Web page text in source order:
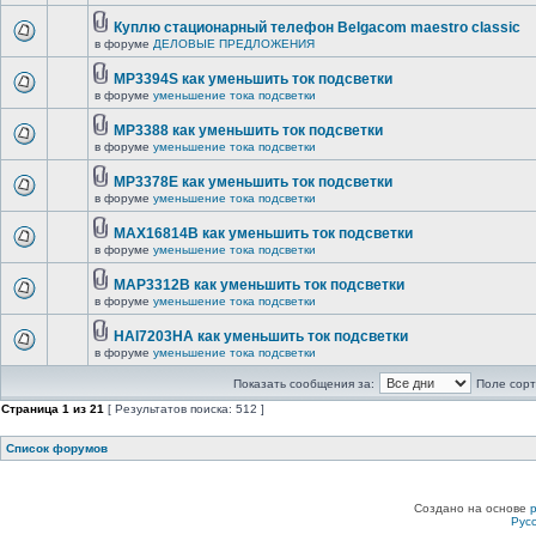
Куплю стационарный телефон Belgacom maestro classic
в форуме ДЕЛОВЫЕ ПРЕДЛОЖЕНИЯ
MP3394S как уменьшить ток подсветки
в форуме уменьшение тока подсветки
MP3388 как уменьшить ток подсветки
в форуме уменьшение тока подсветки
MP3378E как уменьшить ток подсветки
в форуме уменьшение тока подсветки
MAX16814B как уменьшить ток подсветки
в форуме уменьшение тока подсветки
MAP3312B как уменьшить ток подсветки
в форуме уменьшение тока подсветки
HAI7203HA как уменьшить ток подсветки
в форуме уменьшение тока подсветки
Показать сообщения за:
Поле
Страница 1 из 21 [ Результатов поиска: 512 ]
Список форумов
Создано на основе